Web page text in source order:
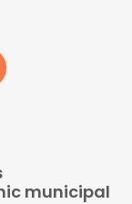
municipal